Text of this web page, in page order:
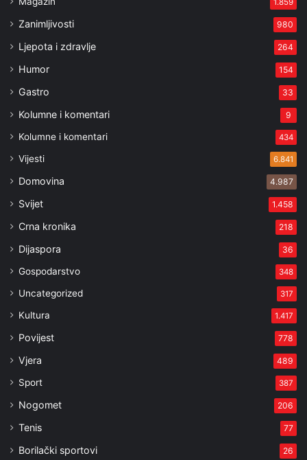
1.859
Zanimljivosti 980
Ljepota i zdravlje 264
Humor 154
Gastro 33
Kolumne i komentari 9
Kolumne i komentari 434
Vijesti 6.841
Domovina 4.987
Svijet 1.458
Crna kronika 218
Dijaspora 36
Gospodarstvo 348
Uncategorized 317
Kultura 1.417
Povijest 778
Vjera 489
Sport 387
Nogomet 206
Tenis 77
Borilački sportovi 26